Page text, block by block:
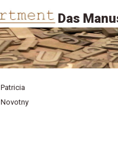
Das
Patricia
Novotny